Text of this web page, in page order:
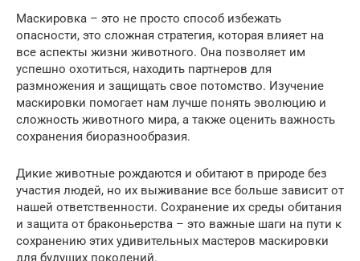
Маскировка – это не просто способ избежать
опасности, это сложная стратегия, которая влияет на
все аспекты жизни животного. Она позволяет им
успешно охотиться, находить партнеров для
размножения и защищать свое потомство. Изучение
маскировки помогает нам лучше понять эволюцию и
сложность животного мира, а также оценить важность
сохранения биоразнообразия.
Дикие животные рождаются и обитают в природе без
участия людей, но их выживание все больше зависит от
нашей ответственности. Сохранение их среды обитания
и защита от браконьерства – это важные шаги на пути к
сохранению этих удивительных мастеров маскировки
для будущих поколений.